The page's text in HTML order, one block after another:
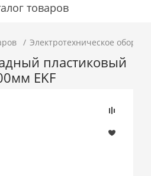
товаров
Электротехническое
пластиковый
EKF